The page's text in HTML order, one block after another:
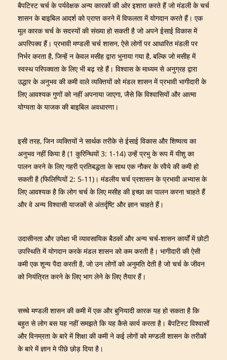
बैपटिस्ट चर्च के पर्यवेक्षक अन्य कारकों की ओर इशारा करते हैं जो मंडली के चर्च
शासन के बाइबिल आदर्श को प्राप्त करने में विफलता में योगदान करते हैं। एक
मूल कारक चर्च के सदस्यों की संख्या हो सकती है जो अपने ईसाई विकास में
अपरिपक्व हैं। प्रभावी मण्डली चर्च शासन, ऐसे लोगों पर आधारित मंडली पर
निर्भर करता है, जिन्हें न केवल मसीह द्वारा भुनाया गया है, बल्कि जो मसीह में
स्वस्थ परिपक्वता के लिए भी बढ़ रहे हैं। विश्वास के माध्यम से अनुग्रह द्वारा
उद्धार के अनुभव की कमी वाले व्यक्तियों को मंडल शासन में प्रभावी भागीदारी के
लिए आवश्यक गुणों को नहीं अपनाया जाएगा, जैसे कि विश्वासियों और आत्मा
योग्यता के याजक की बाइबिल अवधारणा।
इसी तरह, जिन व्यक्तियों ने सार्थक तरीके से ईसाई विकास और शिष्यत्व का
अनुभव नहीं किया है (1 कुरिन्थियों 3: 1-14) उन्हें प्रभु के रूप में यीशु का
पालन करने के लिए गहरी प्रतिबद्धता के साथ एक नौकर के रवैये की कमी हो
सकती है (फिलिप्पियों 2: 5-11)। मंडलीय चर्च प्रशासन के प्रभावी अभ्यास के
लिए आवश्यक है कि लोग चर्च के लिए मसीह की इच्छा का पालन करना चाहते हैं
और वे अन्य विश्वासी याजकों से अंतर्दृष्टि और ज्ञान चाहते हैं।
उदासीनता और उपेक्षा भी व्यावसायिक बैठकों और अन्य चर्च-शासन कार्यों में छोटी
उपस्थिति में योगदान करके मंडल शासन को कम करती है। भागीदारी की ऐसी
कमी एक शून्य पैदा करती है, जो उन लोगों को अनुमति देती है जो चर्च के जीवन
को नियंत्रित करने के लिए भाग लेने के लिए तैयार हैं।
सच्चे मण्डली शासन की कमी में एक और बुनियादी कारक यह हो सकता है कि
बहुत से लोग बस यह नहीं समझते कि यह कैसे कार्य करता है। बैपटिस्ट विश्वासों
और विनम्रता के बारे में शिक्षा की कमी ने कई लोगों को मण्डली शासन के तरीकों
के बारे में ज्ञान मे पीछे छोड़ दिया है।